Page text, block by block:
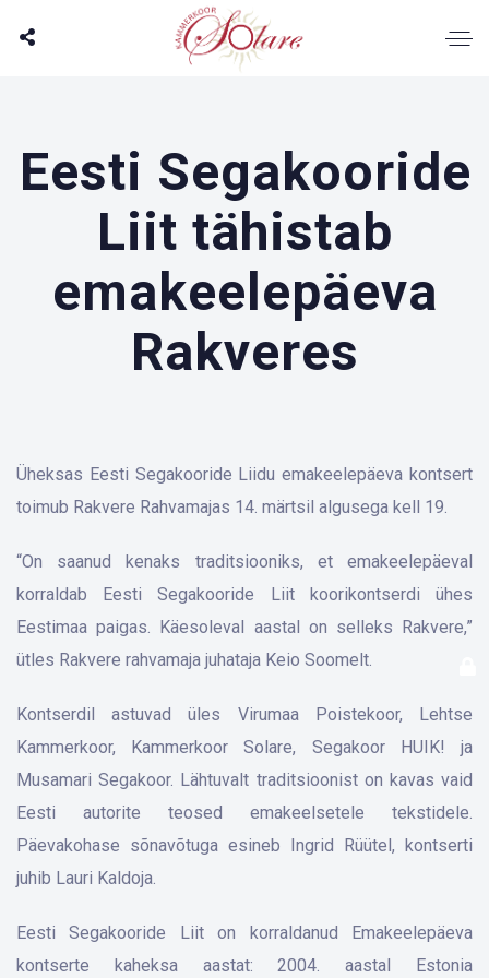
Eesti Segakooride
Liit tähistab
emakeelepäeva
Rakveres
Üheksas Eesti Segakooride Liidu emakeelepäeva kontsert
toimub Rakvere Rahvamajas 14. märtsil algusega kell 19.
“On saanud kenaks traditsiooniks, et emakeelepäeval
korraldab Eesti Segakooride Liit koorikontserdi ühes
Eestimaa paigas. Käesoleval aastal on selleks Rakvere,”
ütles Rakvere rahvamaja juhataja Keio Soomelt.
Kontserdil astuvad üles Virumaa Poistekoor, Lehtse
Kammerkoor, Kammerkoor Solare, Segakoor HUIK! ja
Musamari Segakoor. Lähtuvalt traditsioonist on kavas vaid
Eesti autorite teosed emakeelsetele tekstidele.
Päevakohase sõnavõtuga esineb Ingrid Rüütel, kontserti
juhib Lauri Kaldoja.
Eesti Segakooride Liit on korraldanud Emakeelepäeva
kontserte kaheksa aastat: 2004. aastal Estonia